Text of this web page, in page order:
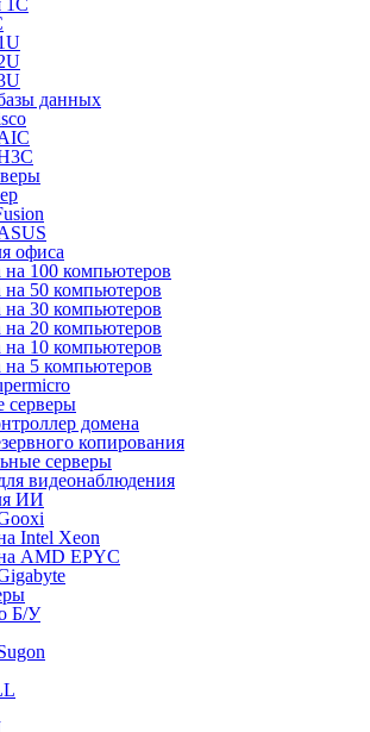
1С
данных
офиса
на 100 компьютеров
на 50 компьютеров
на 30 компьютеров
на 20 компьютеров
на 10 компьютеров
на 5 компьютеров
серверы
домена
копирования
серверы
видеонаблюдения
ИИ
Intel Xeon
AMD EPYC
Б/У